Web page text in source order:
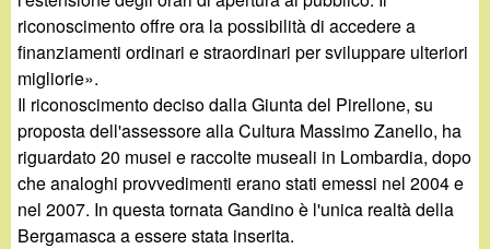
riconoscimento offre ora la possibilità di accedere a
finanziamenti ordinari e straordinari per sviluppare ulteriori
migliorie».
Il riconoscimento deciso dalla Giunta del Pirellone, su
proposta dell'assessore alla Cultura Massimo Zanello, ha
riguardato 20 musei e raccolte museali in Lombardia, dopo
che analoghi provvedimenti erano stati emessi nel 2004 e
nel 2007. In questa tornata Gandino è l'unica realtà della
Bergamasca a essere stata inserita.